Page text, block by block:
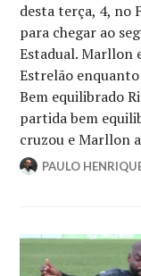
desta terça, 4, no
para chegar ao
Estadual. Marllon
Estrelão
Bem equilibrado
partida bem
cruzou e Marllon
PAULO